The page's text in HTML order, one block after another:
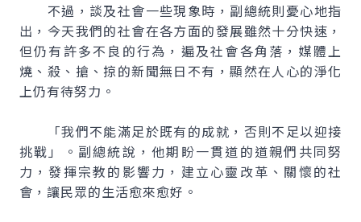
不過，談及社會一些現象時，副總統則憂心地指
出，今天我們的社會在各方面的發展雖然十分快速，
但仍有許多不良的行為，遍及社會各角落，媒體上
燒、殺、搶、掠的新聞無日不有，顯然在人心的淨化
上仍有待努力。
「我們不能滿足於既有的成就，否則不足以迎接
挑戰」。副總統說，他期盼一貫道的道親們共同努
力，發揮宗教的影響力，建立心靈改革、關懷的社
會，讓民眾的生活愈來愈好。